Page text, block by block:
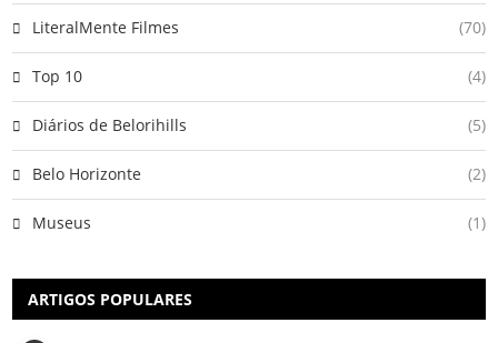
LiteralMente Filmes (70)
Top 10 (4)
Diários de Belorihills (5)
Belo Horizonte (2)
Museus (1)
ARTIGOS POPULARES